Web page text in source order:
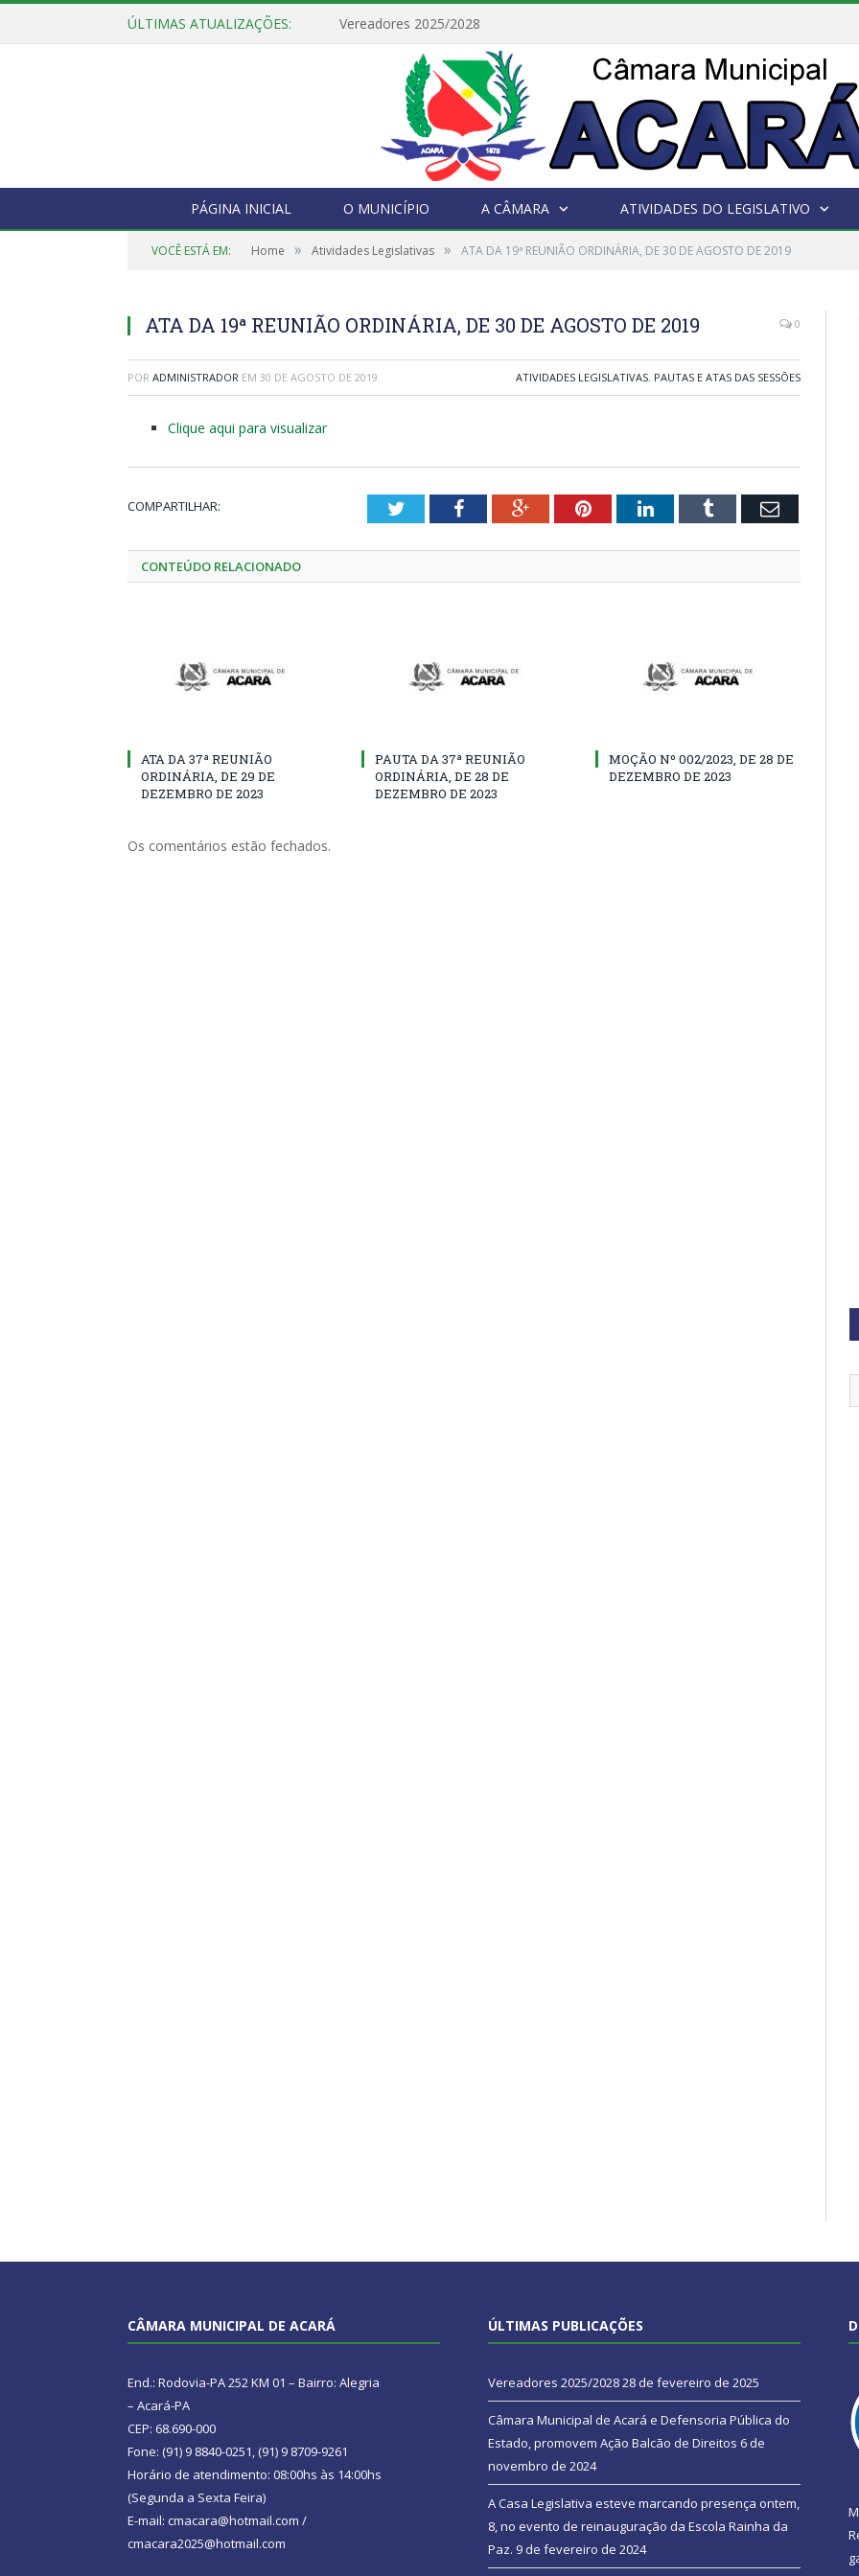
ÚLTIMAS ATUALIZAÇÕES: Vereadores 2025/2028
PÁGINA INICIAL O MUNICÍPIO A CÂMARA ATIVIDADES DO LEGISLATIVO
VOCÊ ESTÁ EM: Home » Atividades Legislativas » ATA DA 19ª REUNIÃO ORDINÁRIA, DE 30 DE AGOSTO DE 2019
ATA DA 19ª REUNIÃO ORDINÁRIA, DE 30 DE AGOSTO DE 2019 0
POR ADMINISTRADOR EM 30 DE AGOSTO DE 2019 ATIVIDADES LEGISLATIVAS, PAUTAS E ATAS DAS SESSÕES
Clique aqui para visualizar
COMPARTILHAR: TwitterFacebookGoogle+PinterestLinkedInTumblr Email
CONTEÚDO RELACIONADO
ATA DA 37ª REUNIÃO
ORDINÁRIA, DE 29 DE
DEZEMBRO DE 2023
PAUTA DA 37ª REUNIÃO
ORDINÁRIA, DE 28 DE
DEZEMBRO DE 2023
MOÇÃO Nº 002/2023, DE 28 DE
DEZEMBRO DE 2023
Os comentários estão fechados.
CÂMARA MUNICIPAL DE ACARÁ
End.: Rodovia-PA 252 KM 01 – Bairro: Alegria
– Acará-PA
CEP: 68.690-000
Fone: (91) 9 8840-0251, (91) 9 8709-9261
Horário de atendimento: 08:00hs às 14:00hs
(Segunda a Sexta Feira)
E-mail: cmacara@hotmail.com /
cmacara2025@hotmail.com
ÚLTIMAS PUBLICAÇÕES
Vereadores 2025/202828 de fevereiro de 2025
Câmara Municipal de Acará e Defensoria Pública do
Estado, promovem Ação Balcão de Direitos 6 de
novembro de 2024
A Casa Legislativa esteve marcando presença ontem,
8, no evento de reinauguração da Escola Rainha da
Paz. 9 de fevereiro de 2024